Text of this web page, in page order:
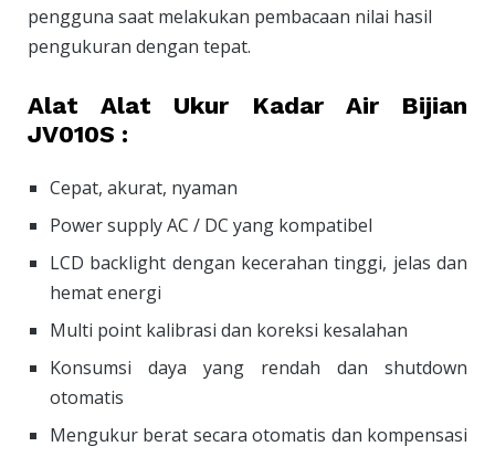
pengguna saat melakukan pembacaan nilai hasil
pengukuran dengan tepat.
Alat Alat Ukur Kadar Air Bijian
JV010S :
Cepat, akurat, nyaman
Power supply AC / DC yang kompatibel
LCD backlight dengan kecerahan tinggi, jelas dan
hemat energi
Multi point kalibrasi dan koreksi kesalahan
Konsumsi daya yang rendah dan shutdown
otomatis
Mengukur berat secara otomatis dan kompensasi